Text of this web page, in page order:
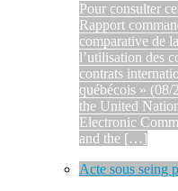
Pour consulter
Rapport
comparative de
l’utilisation des
contrats
québécois »
the United
Electronic
and the […]
Acte sous seing